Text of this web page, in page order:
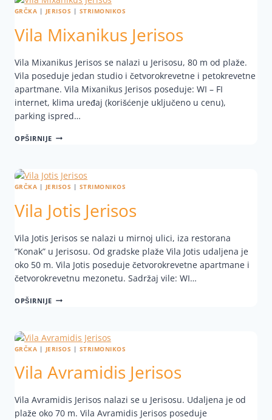
GRČKA | JERISOS | STRIMONIKOS
Vila Mixanikus Jerisos
Vila Mixanikus Jerisos se nalazi u Jerisosu, 80 m od plaže.
Vila poseduje jedan studio i četvorokrevetne i petokrevetne
apartmane. Vila Mixanikus Jerisos poseduje: WI – FI
internet, klima uređaj (korišćenje uključeno u cenu),
parking ispred…
OPŠIRNIJE
GRČKA | JERISOS | STRIMONIKOS
Vila Jotis Jerisos
Vila Jotis Jerisos se nalazi u mirnoj ulici, iza restorana
“Konak” u Jerisosu. Od gradske plaže Vila Jotis udaljena je
oko 50 m. Vila Jotis poseduje četvorokrevetne apartmane i
četvorokrevetnu mezonetu. Sadržaj vile: WI…
OPŠIRNIJE
GRČKA | JERISOS | STRIMONIKOS
Vila Avramidis Jerisos
Vila Avramidis Jerisos nalazi se u Jerisosu. Udaljena je od
plaže oko 70 m. Vila Avramidis Jerisos poseduje